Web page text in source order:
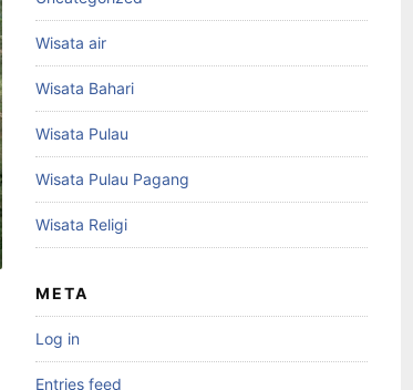
Wisata air
Wisata Bahari
Wisata Pulau
Wisata Pulau Pagang
Wisata Religi
META
Log in
Entries feed